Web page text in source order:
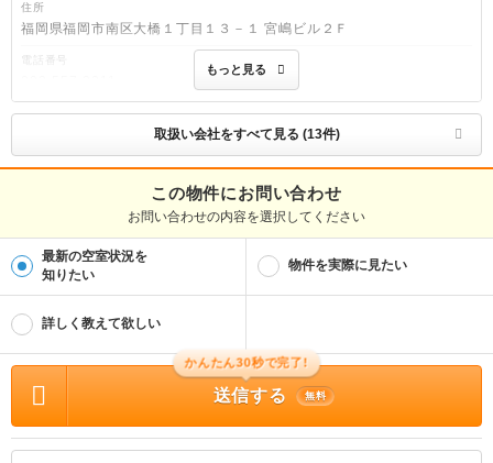
住所
福岡県福岡市南区大橋１丁目１３－１ 宮嶋ビル２Ｆ
電話番号
免許番号
福岡県知事免許(6)第14314号
取引態様
1173985003
※お問い合わせの際には、担当者へ物件管理番号をお伝えください。
橋 徒歩31分、西鉄天神大牟田線/井尻 徒歩31分 / 面積 : 52.78m² / 築年月 : 新築(2
円 / 敷金 : 無料、保証金等 : －、 償却、敷引 : － / 住宅総合保険等の損害保険料 :
不要 / その他 : 写真・間取りは参照。 現状を優先致します。 ※建築中の為同施
工写真を使用しています。 雑費無 初回保証料※目安額:35,000円 退去時クリーニン
グ預かり:77,000円 鍵交換代等: 16,500円〜 / 駐車場 : 空有 月額:8,800円
2026年5月下旬入居開始予定!
もっと見る
取扱い会社をすべて見る (13件)
この物件にお問い合わせ
お問い合わせの内容を選択してください
最新の空室状況を
知りたい
物件を実際に見たい
詳しく教えて欲しい
かんたん30秒で完了!
送信する 無料